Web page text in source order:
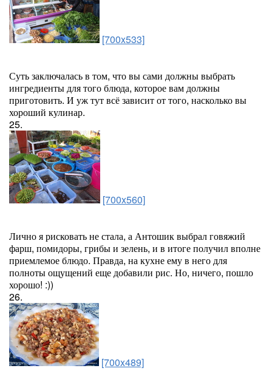
[700x533]
Суть заключалась в том, что вы сами должны выбрать
ингредиенты для того блюда, которое вам должны
приготовить. И уж тут всё зависит от того, насколько вы
хороший кулинар.
25.
[700x560]
Лично я рисковать не стала, а Антошик выбрал говяжий
фарш, помидоры, грибы и зелень, и в итоге получил вполне
приемлемое блюдо. Правда, на кухне ему в него для
полноты ощущений еще добавили рис. Но, ничего, пошло
хорошо! :))
26.
[700x489]